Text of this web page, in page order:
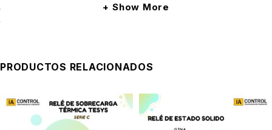
con
, controladores industriales, salidas de
transistor y sistemas de automatización moderna
protección para la electrónica de control.
Uno de los principales atributos del
es su tecnología deconmutación por semiconductor,
que elimina componentes mecánicos móviles. Esto se
Show More
PRODUCTOS RELACIONADOS